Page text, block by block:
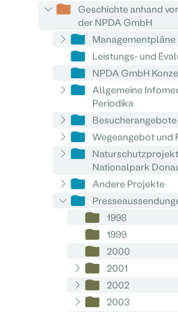
Geschichte anhand
der NPDA GmbH
Managementpläne
Leistungs- und
NPDA GmbH
Allgemeine
Periodika
Besucherangebote
Wegeangebot und
Nationalpark
Andere Projekte
1998
1999
2000
2001
2002
2003